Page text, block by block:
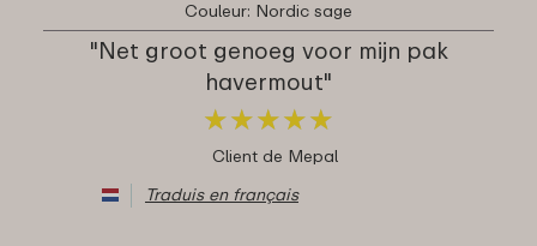
Couleur: Nordic sage
"Net groot genoeg voor mijn pak
havermout"
★★★★★
★★★★★
Client de Mepal
Traduis en français